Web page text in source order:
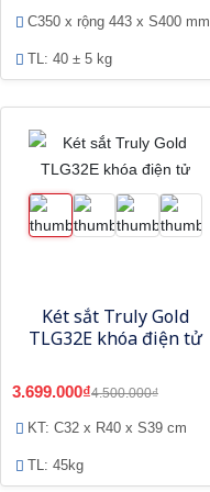
C350 x rộng 443 x S400 mm
TL: 40 ± 5 kg
Két sắt Truly Gold
TLG32E khóa điện tử
3.699.000₫4.500.000₫
KT: C32 x R40 x S39 cm
TL: 45kg